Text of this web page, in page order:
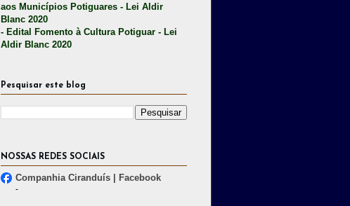
aos Municípios Potiguares - Lei Aldir
Blanc 2020
- Edital Fomento à Cultura Potiguar - Lei
Aldir Blanc 2020
Pesquisar este blog
NOSSAS REDES SOCIAIS
Companhia Ciranduís | Facebook
-